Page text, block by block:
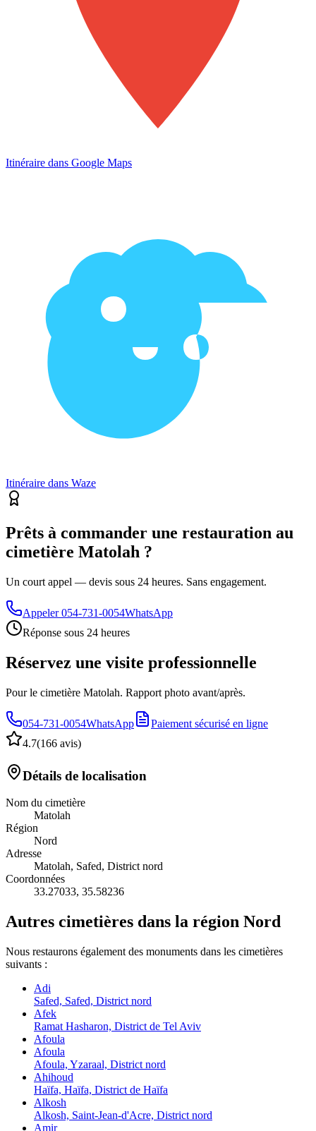
Itinéraire dans Google Maps
Itinéraire dans Waze
Prêts à commander une restauration au
cimetière Matolah ?
Un court appel — devis sous 24 heures. Sans engagement.
Appeler 054-731-0054WhatsApp
Réponse sous 24 heures
Réservez une visite professionnelle
Pour le cimetière Matolah. Rapport photo avant/après.
054-731-0054WhatsApp
Paiement sécurisé en ligne
4.7(166 avis)
Détails de localisation
Nom du cimetière
Matolah
Région
Nord
Adresse
Matolah, Safed, District nord
Coordonnées
33.27033, 35.58236
Autres cimetières dans la région Nord
Nous restaurons également des monuments dans les cimetières
suivants :
Adi
Safed, Safed, District nord
Afek
Ramat Hasharon, District de Tel Aviv
Afoula
Afoula
Afoula, Yzaraal, District nord
Ahihoud
Haïfa, Haïfa, District de Haïfa
Alkosh
Alkosh, Saint-Jean-d'Acre, District nord
Amir